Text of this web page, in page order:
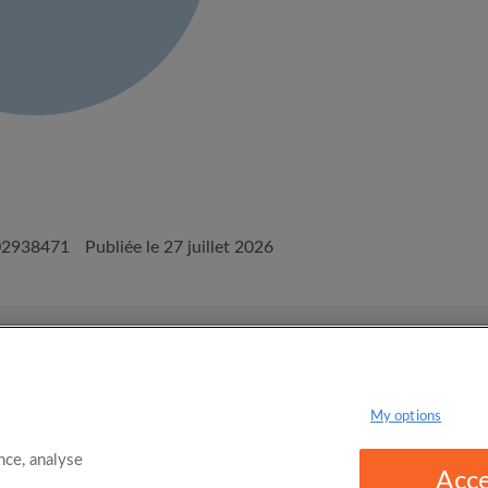
Publiée le 27 juillet 2026
analyse
My options